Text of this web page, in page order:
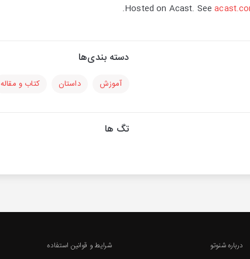
Hosted on Acast. See
دسته بندی‌ها
آموزش داستان کتاب و مقاله
تگ ها
درباره شنوتو شرایط و قوانین استفاده